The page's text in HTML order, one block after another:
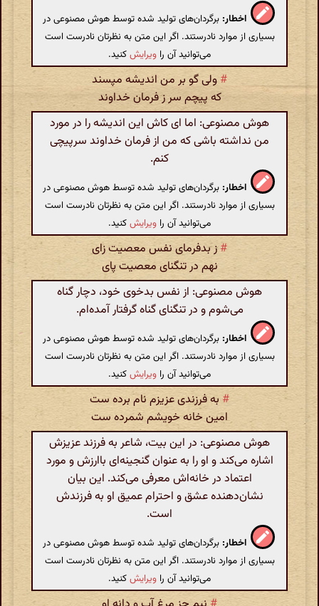
اخطار: برگردان‌های تولید شده توسط هوش مصنوعی در
بسیاری از موارد نادرستند. اگر این متن به نظرتان نادرست است
می‌توانید آن را ویرایشکنید.
# ولی گو بر من اندیشه مپسند
که پیچم سر ز فرمان خداوند
هوش مصنوعی: اما ای کاش این اندیشه را در مورد
من نداشته باشی که من از فرمان خداوند سرپیچی
کنم.
اخطار: برگردان‌های تولید شده توسط هوش مصنوعی در
بسیاری از موارد نادرستند. اگر این متن به نظرتان نادرست است
می‌توانید آن را ویرایشکنید.
#ز بدفرمای نفس معصیت زای
نهم در تنگنای معصیت پای
هوش مصنوعی: از نفس بدخوی خود، دچار گناه
می‌شوم و در تنگنای گناه گرفتار آمده‌ام.
اخطار: برگردان‌های تولید شده توسط هوش مصنوعی در
بسیاری از موارد نادرستند. اگر این متن به نظرتان نادرست است
می‌توانید آن را ویرایشکنید.
# به فرزندی عزیزم نام برده ست
امین خانه خویشم شمرده ست
هوش مصنوعی: در این بیت، شاعر به فرزند عزیزش
اشاره می‌کند و او را به عنوان گنجینه‌ای باارزش و مورد
اعتماد در خانه‌اش معرفی می‌کند. این بیان
نشان‌دهنده عشق و احترام عمیق او به فرزندش
است.
اخطار: برگردان‌های تولید شده توسط هوش مصنوعی در
بسیاری از موارد نادرستند. اگر این متن به نظرتان نادرست است
می‌توانید آن را ویرایشکنید.